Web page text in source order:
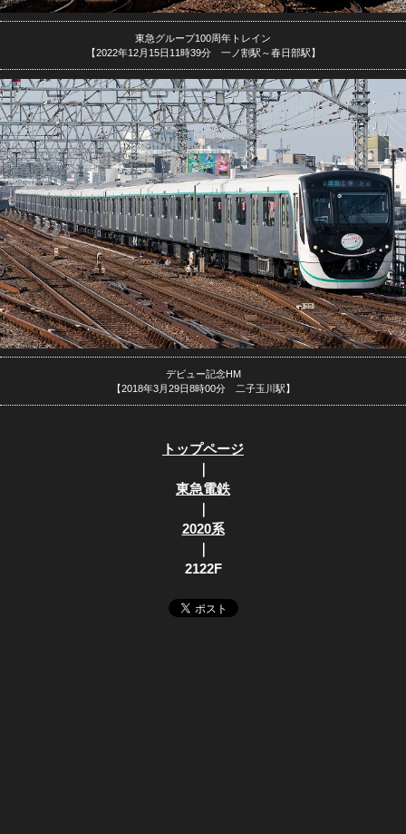
東急グループ100周年トレイン
【2022年12月15日11時39分 一ノ割駅～春日部駅】
デビュー記念HM
【2018年3月29日8時00分 二子玉川駅】
トップページ
｜
東急電鉄
｜
2020系
｜
2122F